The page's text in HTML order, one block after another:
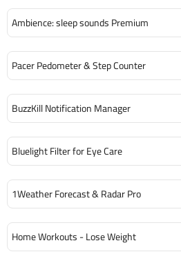
Ambience: sleep sounds Premium
Pacer Pedometer & Step Counter
BuzzKill Notification Manager
Bluelight Filter for Eye Care
1Weather Forecast & Radar Pro
Home Workouts - Lose Weight